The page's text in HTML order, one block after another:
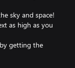
sky and space!
as high as you
getting the